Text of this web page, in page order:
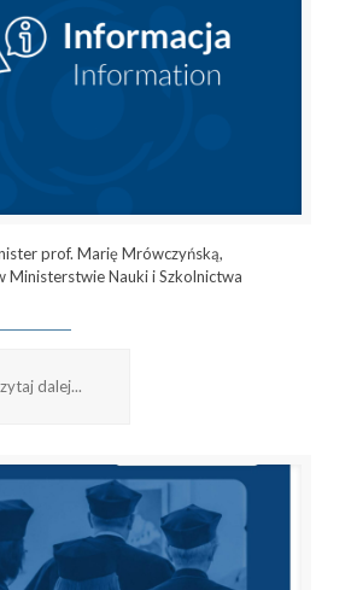
prof. Marię Mrówczyńską,
Ministerstwie Nauki i Szkolnictwa
dalej...